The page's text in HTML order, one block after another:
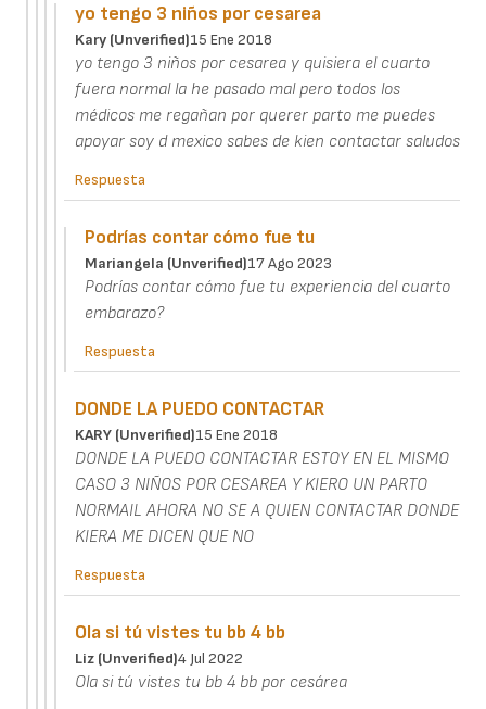
yo tengo 3 niños por cesarea
Kary (unverified)15 Ene 2018
yo tengo 3 niños por cesarea y quisiera el cuarto
fuera normal la he pasado mal pero todos los
médicos me regañan por querer parto me puedes
apoyar soy d mexico sabes de kien contactar saludos
Respuesta
Podrías contar cómo fue tu
Mariangela (unverified)17 Ago 2023
Podrías contar cómo fue tu experiencia del cuarto
embarazo?
Respuesta
DONDE LA PUEDO CONTACTAR
KARY (unverified)15 Ene 2018
DONDE LA PUEDO CONTACTAR ESTOY EN EL MISMO
CASO 3 NIÑOS POR CESAREA Y KIERO UN PARTO
NORMAIL AHORA NO SE A QUIEN CONTACTAR DONDE
KIERA ME DICEN QUE NO
Respuesta
Ola si tú vistes tu bb 4 bb
Liz (unverified)4 Jul 2022
Ola si tú vistes tu bb 4 bb por cesárea